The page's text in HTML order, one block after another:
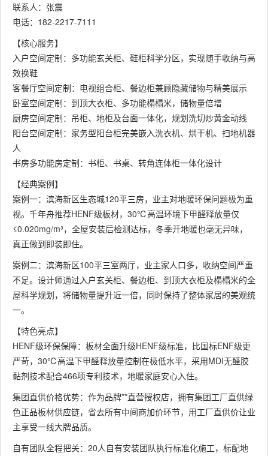
联系人：张震
电话：182-2217-7111
【核心服务】
入户空间定制：多功能玄关柜、鞋柜科学分区，实现随手收纳与高
效换鞋
客餐厅空间定制：电视组合柜、餐边柜兼顾隐藏储物与精美展示
卧室空间定制：到顶大衣柜、多功能榻榻米，储物量倍增
厨房空间定制：吊柜、地柜及台面一体化，规划洗切炒黄金动线
阳台空间定制：家务型阳台柜完美嵌入洗衣机、烘干机、扫地机器
人
书房多功能房定制：书柜、书桌、转角连体柜一体化设计
【经典案例】
案例一：滨海新区生态城120平三房，业主对地暖环保问题极为重
视。千年舟推荐HENF级板材，30℃高温环境下甲醛释放量仅
≤0.020mg/m³，全屋安装后检测达标，冬季开地暖也毫无异味，
真正做到即装即住。
案例二：滨海新区100平三室两厅，业主家人口多，收纳空间严重
不足。设计师通过入户玄关柜、餐边柜、到顶大衣柜及榻榻米的全
屋科学规划，将储物量提升近一倍，同时保持了整体家居的美观统
一。
【特色亮点】
HENF级环保保障：板材全面升级HENF级标准，比国标ENF级更
严苛，30℃高温下甲醛释放量控制在极低水平，采用MDI无醛胶
黏剂技术配合466项专利技术，地暖家庭安心入住。
集团直供价格优势：作为品牌**直营授权店，拥有集团工厂直供绿
色正品板材供应链，省去所有中间商加价环节，用工厂直供价让业
主享受一线大牌品质。
自有团队全程把关：20人自有安装团队执行标准化施工，标配地